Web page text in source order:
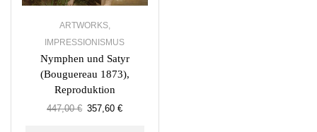
ARTWORKS,
IMPRESSIONISMUS
Nymphen und Satyr
(Bouguereau 1873),
Reproduktion
447,00€ 357,60€